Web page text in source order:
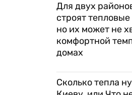
Для двух
строят
но их может не
комфортной
домах
Сколько тепла